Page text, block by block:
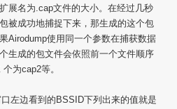
展名为.cap文件的大小。在经过几秒
被成功地捕捉下来，那生成的这个包
Airodump使用同一个参数在捕获数据
生成的包文件会依照前一个文件顺序
为cap2等。
左边看到的BSSID下列出来的值就是